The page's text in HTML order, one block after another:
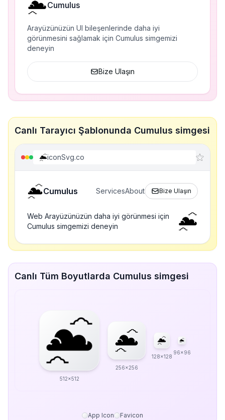
Cumulus
Arayüzünüzün UI bileşenlerinde daha iyi
görünmesini sağlamak için Cumulus simgemizi
deneyin
Bize Ulaşın
Canlı Tarayıcı Şablonunda Cumulus simgesi
iconSvg.co
Cumulus ServicesAbout Bize Ulaşın
Web Arayüzünüzün daha iyi görünmesi için
Cumulus simgemizi deneyin
Canlı Tüm Boyutlarda Cumulus simgesi
512x512
256x256
128x128
96x96
App Icon Favicon